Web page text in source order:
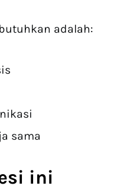
adalah:
sama
ini